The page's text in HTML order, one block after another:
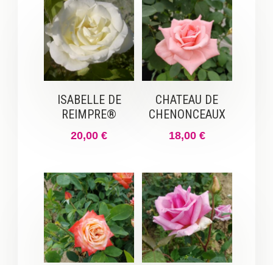
ISABELLE DE
REIMPRE®
20,00€
CHATEAU DE
CHENONCEAUX
18,00 €